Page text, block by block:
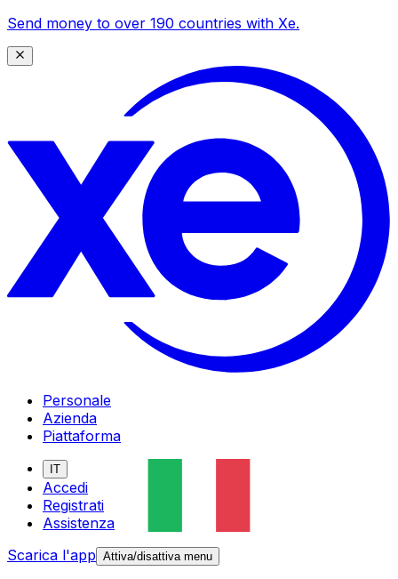
Send money to over 190 countries with Xe.
Personale
Azienda
Piattaforma
IT
Accedi
Registrati
Assistenza
Scarica l'app Attiva/disattiva menu